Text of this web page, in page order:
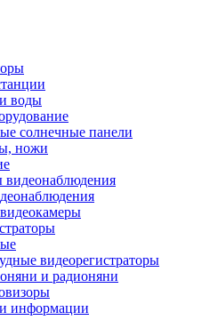
воды
солнечные панели
ножи
видеонаблюдения
видеорегистраторы
и радионяни
информации